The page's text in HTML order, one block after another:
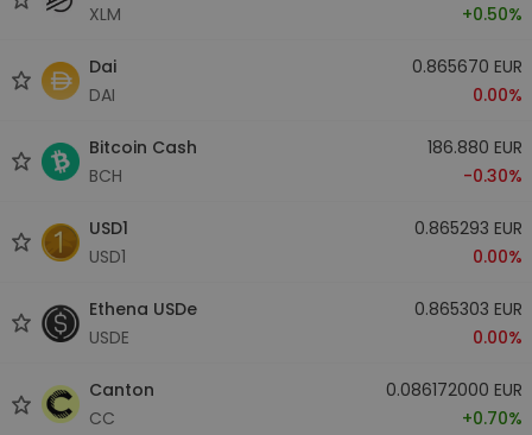
XLM
+0.50%
Dai
DAI
0.865670 EUR
0.00%
Bitcoin Cash
BCH
186.880 EUR
-0.30%
USD1
USD1
0.865293 EUR
0.00%
Ethena USDe
USDE
0.865303 EUR
0.00%
Canton
CC
0.086172000 EUR
+0.70%